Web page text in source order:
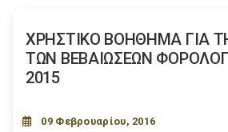
ΧΡΗΣΤΙΚΟ ΒΟΗΘΗΜΑ ΓΙΑ
ΤΩΝ ΒΕΒΑΙΩΣΕΩΝ
2015
09 Φεβρουαρίου, 2016